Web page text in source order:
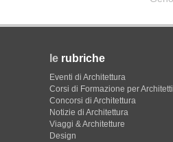
le rubriche
Eventi di Architettura
Corsi di Formazione per Architetti
Concorsi di Architettura
Notizie di Architettura
Viaggi & Architetture
Design